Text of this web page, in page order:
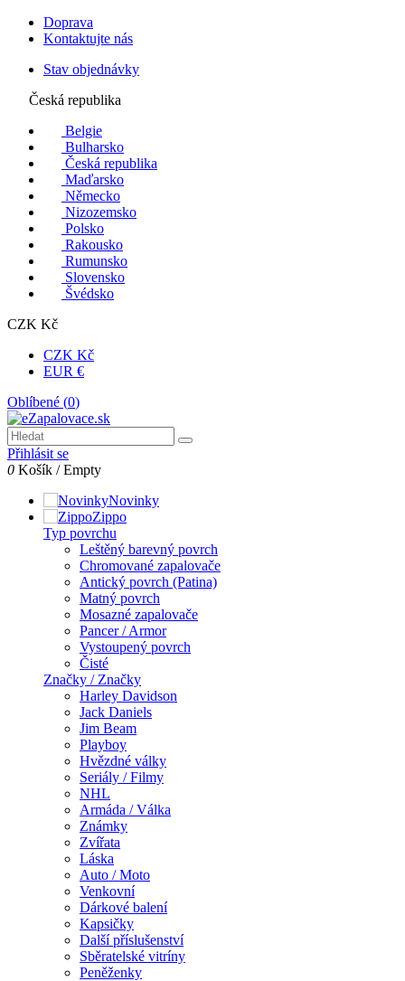
Doprava
Kontaktujte nás
Stav objednávky
Česká republika
Belgie
Bulharsko
Česká republika
Maďarsko
Německo
Nizozemsko
Polsko
Rakousko
Rumunsko
Slovensko
Švédsko
CZK Kč
CZK Kč
EUR €
Oblíbené (0)
Přihlásit se
0 Košík /Empty
Novinky
Zippo
Typ povrchu
Leštěný barevný povrch
Chromované zapalovače
Antický povrch (Patina)
Matný povrch
Mosazné zapalovače
Pancer / Armor
Vystoupený povrch
Čisté
Značky / Značky
Harley Davidson
Jack Daniels
Jim Beam
Playboy
Hvězdné války
Seriály / Filmy
NHL
Armáda / Válka
Známky
Zvířata
Láska
Auto / Moto
Venkovní
Dárkové balení
Kapsičky
Další příslušenství
Sběratelské vitríny
Peněženky